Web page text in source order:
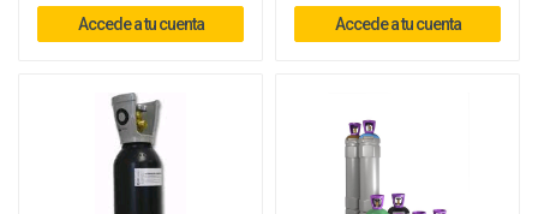
Accede a tu cuenta Accede a tu cuenta